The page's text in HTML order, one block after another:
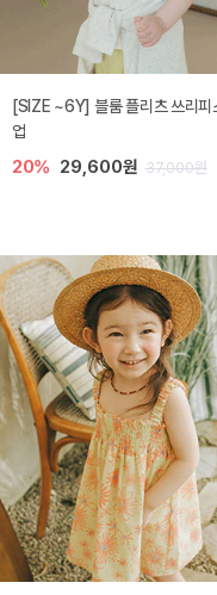
[SIZE ~6Y] 블룸 플리츠 쓰리피
업
20% 29,600원 37,000원